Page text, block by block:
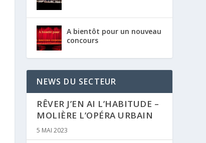
A bientôt pour un nouveau
concours
NEWS DU SECTEUR
RÊVER J’EN AI L’HABITUDE –
MOLIÈRE L’OPÉRA URBAIN
5 MAI 2023